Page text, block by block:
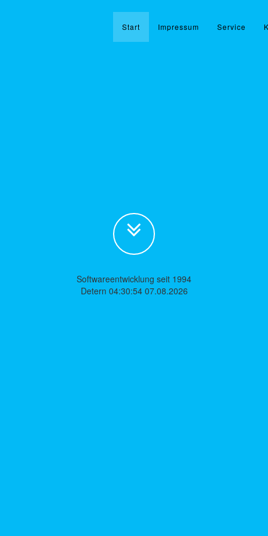
Start Impressum Service
Softwareentwicklung seit 1994
Detern 04:30:54 07.08.2026